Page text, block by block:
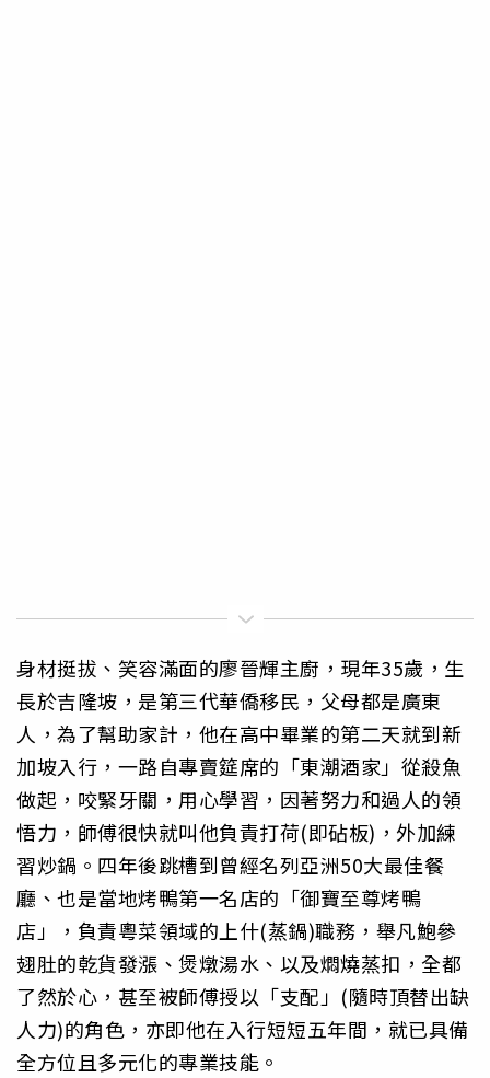
身材挺拔、笑容滿面的廖晉輝主廚，現年35歲，生
長於吉隆坡，是第三代華僑移民，父母都是廣東
人，為了幫助家計，他在高中畢業的第二天就到新
加坡入行，一路自專賣筵席的「東潮酒家」從殺魚
做起，咬緊牙關，用心學習，因著努力和過人的領
悟力，師傅很快就叫他負責打荷(即砧板)，外加練
習炒鍋。四年後跳槽到曾經名列亞洲50大最佳餐
廳、也是當地烤鴨第一名店的「御寶至尊烤鴨
店」，負責粵菜領域的上什(蒸鍋)職務，舉凡鮑參
翅肚的乾貨發漲、煲燉湯水、以及燜燒蒸扣，全都
了然於心，甚至被師傅授以「支配」(隨時頂替出缺
人力)的角色，亦即他在入行短短五年間，就已具備
全方位且多元化的專業技能。